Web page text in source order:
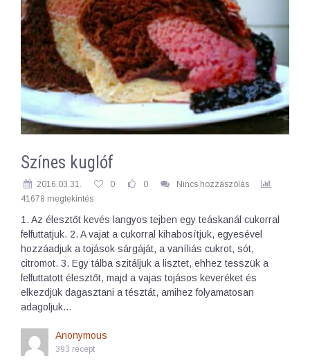
Színes kuglóf
2016.03.31. 0 0
Nincs hozzászólás
41678 megtekintés
1. Az élesztőt kevés langyos tejben egy teáskanál cukorral
felfuttatjuk. 2. A vajat a cukorral kihabosítjuk, egyesével
hozzáadjuk a tojások sárgáját, a vaníliás cukrot, sót,
citromot. 3. Egy tálba szitáljuk a lisztet, ehhez tesszük a
felfuttatott élesztőt, majd a vajas tojásos keveréket és
elkezdjük dagasztani a tésztát, amihez folyamatosan
adagoljuk…
Anonymous
393 recept